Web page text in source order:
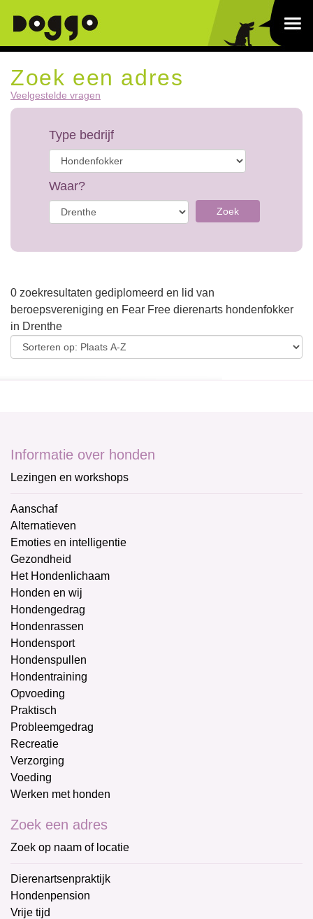
Zoek een adres
Veelgestelde vragen
Type bedrijf
Waar?
Zoek
0 zoekresultaten gediplomeerd en lid van
beroepsvereniging en Fear Free dierenarts hondenfokker
in Drenthe
Informatie over honden
Lezingen en workshops
Aanschaf
Alternatieven
Emoties en intelligentie
Gezondheid
Het Hondenlichaam
Honden en wij
Hondengedrag
Hondenrassen
Hondensport
Hondenspullen
Hondentraining
Opvoeding
Praktisch
Probleemgedrag
Recreatie
Verzorging
Voeding
Werken met honden
Zoek een adres
Zoek op naam of locatie
Dierenartsenpraktijk
Hondenpension
Vrije tijd